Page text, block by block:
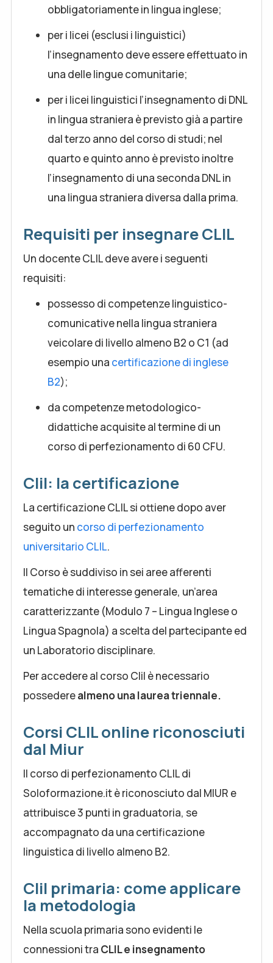
obbligatoriamente in lingua inglese;
per i licei (esclusi i linguistici)
l’insegnamento deve essere effettuato in
una delle lingue comunitarie;
per i licei linguistici l’insegnamento di DNL
in lingua straniera è previsto già a partire
dal terzo anno del corso di studi; nel
quarto e quinto anno è previsto inoltre
l’insegnamento di una seconda DNL in
una lingua straniera diversa dalla prima.
Requisiti per insegnare CLIL
Un docente CLIL deve avere i seguenti
requisiti:
possesso di competenze linguistico-
comunicative nella lingua straniera
veicolare di livello almeno B2 o C1 (ad
esempio una certificazione di inglese
B2);
da competenze metodologico-
didattiche acquisite al termine di un
corso di perfezionamento di 60 CFU.
Clil: la certificazione
La certificazione CLIL si ottiene dopo aver
seguito un corso di perfezionamento
universitario CLIL.
Il Corso è suddiviso in sei aree afferenti
tematiche di interesse generale, un’area
caratterizzante (Modulo 7 – Lingua Inglese o
Lingua Spagnola) a scelta del partecipante ed
un Laboratorio disciplinare.
Per accedere al corso Clil è necessario
possederealmeno una laurea triennale.
Corsi CLIL online riconosciuti
dal Miur
Il corso di perfezionamento CLIL di
Soloformazione.it è riconosciuto dal MIUR e
attribuisce 3 punti in graduatoria, se
accompagnato da una certificazione
linguistica di livello almeno B2.
Clil primaria: come applicare
la metodologia
Nella scuola primaria sono evidenti le
connessioni tra CLIL e insegnamento